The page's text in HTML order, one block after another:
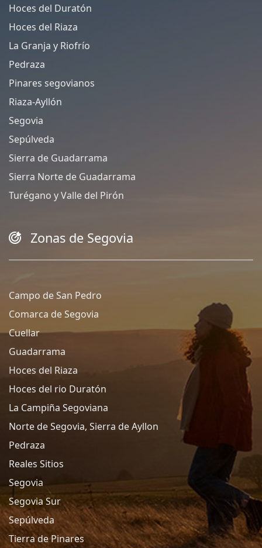
Hoces del Duratón
Hoces del Riaza
La Granja y Riofrío
Pedraza
Pinares segovianos
Riaza-Ayllón
Segovia
Sepúlveda
Sierra de Guadarrama
Sierra Norte de Guadarrama
Turégano y Valle del Pirón
Zonas de Segovia
Campo de San Pedro
Comarca de Segovia
Cuellar
Guadarrama
Hoces del Riaza
Hoces del rio Duratón
La Campiña Segoviana
Norte de Segovia, Sierra de Ayllon
Pedraza
Reales Sitios
Segovia
Segovia Sur
Sepúlveda
Tierra de Pinares